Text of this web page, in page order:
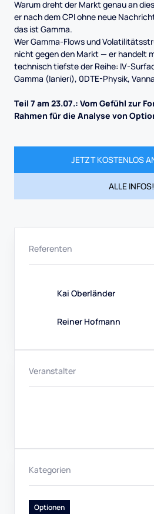
Warum dreht der Markt genau an
er nach dem CPI ohne neue
das ist Gamma.
Wer Gamma-Flows und
nicht gegen den Markt — er handelt
technisch tiefste der Reihe: IV-
Gamma (Ianieri), 0DTE-Physik,
Teil 7 am 23.07.: Vom Gefühl zur
Rahmen für die Analyse von
JETZT KOSTENLOS
ALLE INFOS!
Referenten
Kai Oberländer
Reiner Hofmann
Veranstalter
Kategorien
Optionen